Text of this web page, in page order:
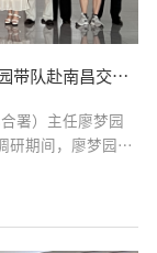
信息化办公室（与网络中心合署）主任廖梦园带队赴南昌交通学院开展主题教育专题调研
署）主任廖梦园
任程学新及相关